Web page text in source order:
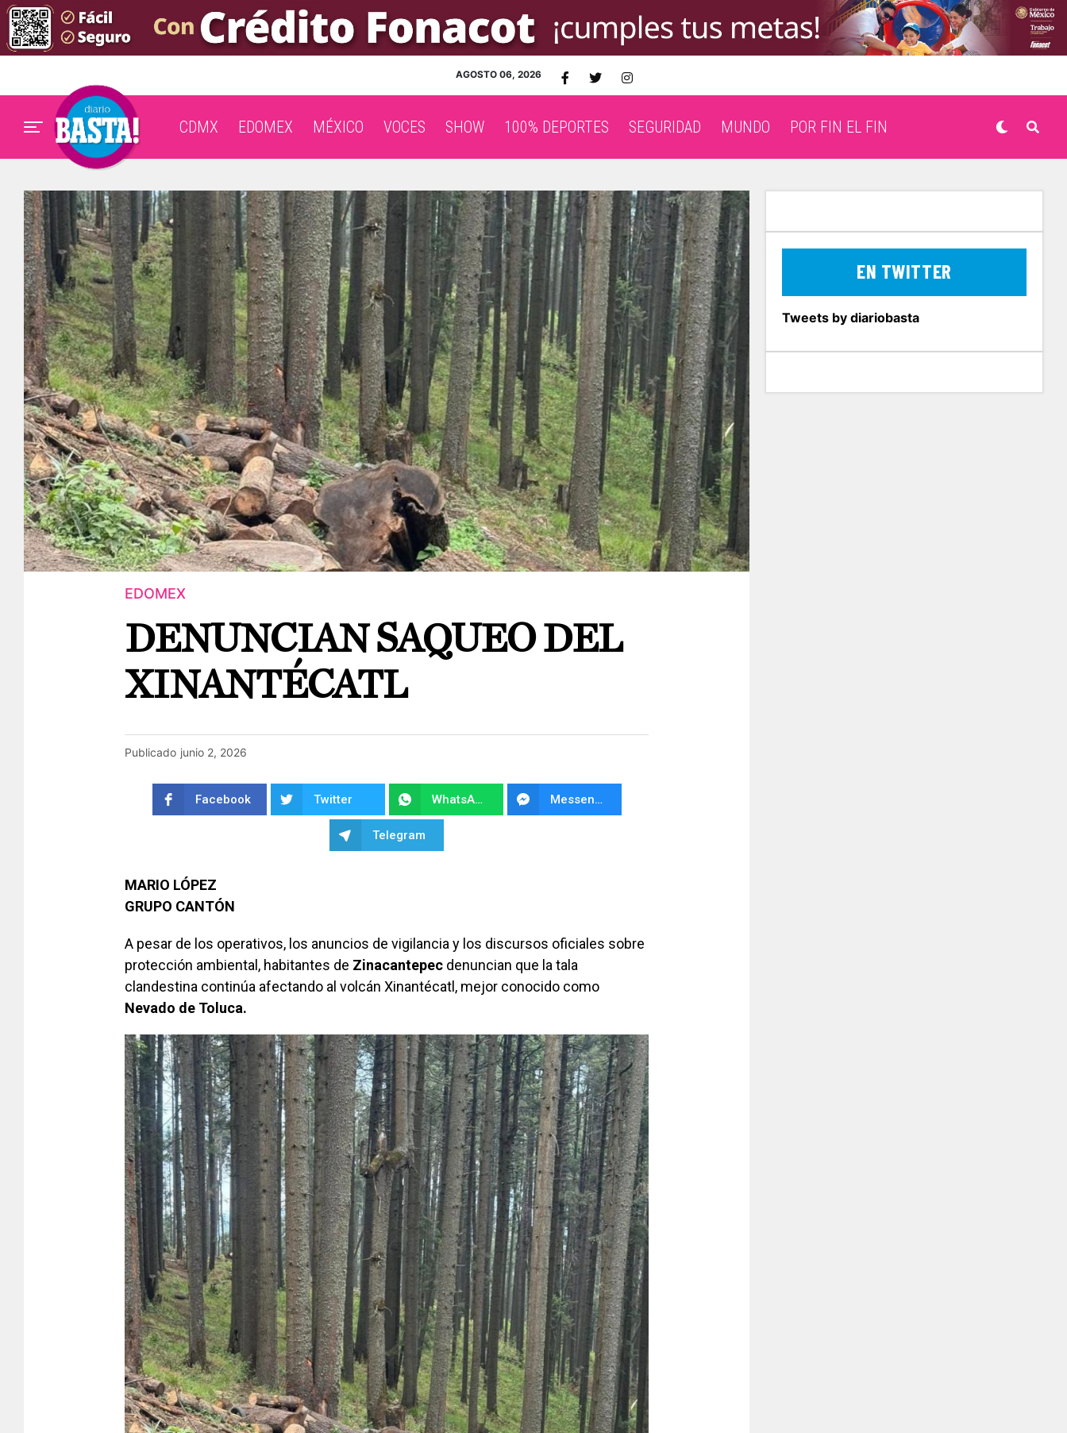
AGOSTO 06, 2026
CDMX EDOMEX MÉXICO VOCES SHOW 100% DEPORTES SEGURIDAD MUNDO POR FIN EL FIN
EDOMEX
DENUNCIAN SAQUEO DEL
XINANTÉCATL
Publicado junio 2, 2026
Facebook Twitter WhatsApp Messenger
Telegram
MARIO LÓPEZ
GRUPO CANTÓN
A pesar de los operativos, los anuncios de vigilancia y los discursos oficiales sobre
protección ambiental, habitantes de Zinacantepec denuncian que la tala
clandestina continúa afectando al volcán Xinantécatl, mejor conocido como
Nevado de Toluca.
EN TWITTER
Tweets by diariobasta